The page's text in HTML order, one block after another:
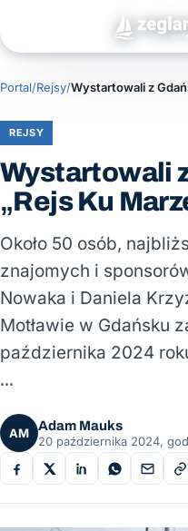
Portal/Rejsy/
REJSY
Wystartowali
„Rejs Ku
Około 50 osób,
znajomych i
Nowaka i Daniela
Motławie w Gdańsku
października 2024
…
AM
Adam Mauks
20 października 2024,